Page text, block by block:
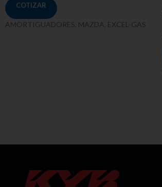
COTIZAR
AMORTIGUADORES, MAZDA, EXCEL-GAS